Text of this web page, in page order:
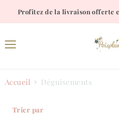
Profitez de la livraison offerte
Accueil Déguisements
Trier par